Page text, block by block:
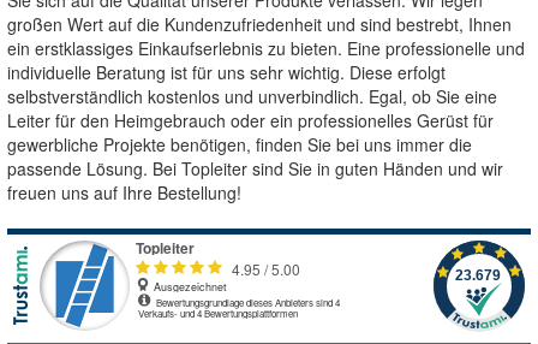
großen Wert auf die Kundenzufriedenheit und sind bestrebt, Ihnen
ein erstklassiges Einkaufserlebnis zu bieten. Eine professionelle und
individuelle Beratung ist für uns sehr wichtig. Diese erfolgt
selbstverständlich kostenlos und unverbindlich. Egal, ob Sie eine
Leiter für den Heimgebrauch oder ein professionelles Gerüst für
gewerbliche Projekte benötigen, finden Sie bei uns immer die
passende Lösung. Bei Topleiter sind Sie in guten Händen und wir
freuen uns auf Ihre Bestellung!